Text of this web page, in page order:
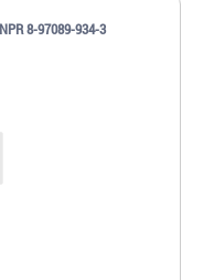
8-97089-934-3